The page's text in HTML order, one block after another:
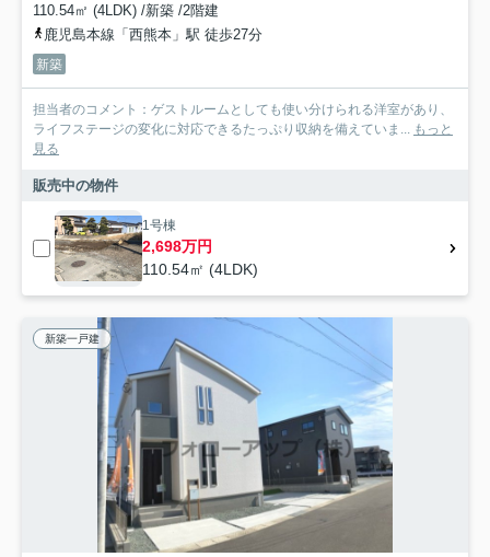
110.54㎡ (4LDK) /新築 /2階建
鹿児島本線「西熊本」駅 徒歩27分
新築
担当者のコメント：ゲストルームとしても使い分けられる洋室があり、
ライフステージの変化に対応できるたっぷり収納を備えていま... もっと
見る
販売中の物件
1号棟
2,698万円
110.54㎡ (4LDK)
新築一戸建